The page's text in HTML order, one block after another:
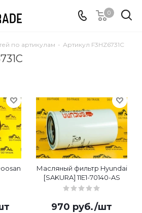
0
по артикулам - Артикул F3HZ6731C
Масляный фильтр Hyundai
[SAKURA] 11E1-70140-AS
970 руб./шт